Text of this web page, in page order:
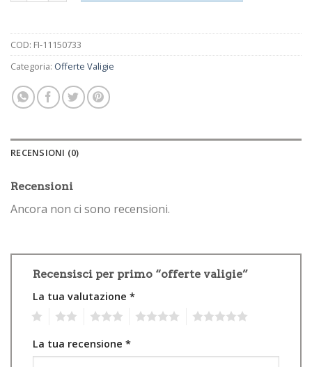
COD: FI-11150733
Categoria: Offerte Valigie
RECENSIONI (0)
Recensioni
Ancora non ci sono recensioni.
Recensisci per primo “offerte valigie”
La tua valutazione *
La tua recensione *